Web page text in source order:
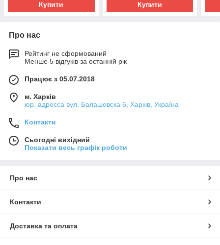
Купити Купити
Про нас
Рейтинг не сформований
Менше 5 відгуків за останній рік
Працює з 05.07.2018
м. Харків
юр. адресса вул. Балашовска 6, Харків, Україна
Контакти
Сьогодні вихідний
Показати весь графік роботи
Про нас
Контакти
Доставка та оплата